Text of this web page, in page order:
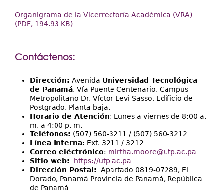
Organigrama de la Vicerrectoría Académica (VRA)
(PDF, 194.93 KB)
Contáctenos:
Dirección: Avenida Universidad Tecnológica
de Panamá, Vía Puente Centenario, Campus
Metropolitano Dr. Víctor Levi Sasso, Edificio de
Postgrado, Planta baja.
Horario de Atención: Lunes a viernes de 8:00 a.
m. a 4:00 p. m.
Teléfonos: (507) 560-3211 / (507) 560-3212
Línea Interna: Ext. 3211 / 3212
Correo eléctrónico: mirtha.moore@utp.ac.pa
Sitio web:
https://utp.ac.pa
Dirección Postal:
Apartado 0819-07289, El
Dorado, Panamá Provincia de Panamá, República
de Panamá